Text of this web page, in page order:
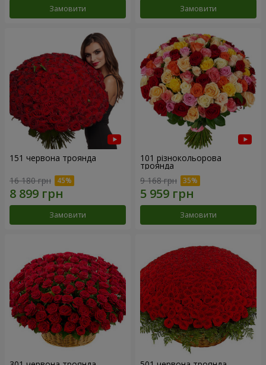
Замовити Замовити
151 червона троянда
16 180 грн
Замовити
101 різнокольорова
троянда
9 168 грн
Замовити